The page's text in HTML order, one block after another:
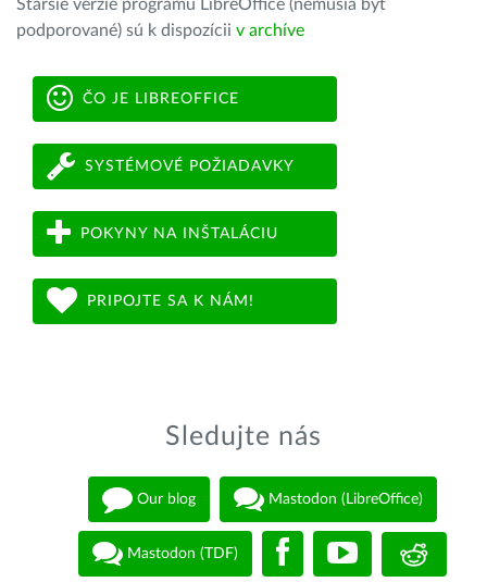
Staršie verzie programu LibreOffice (nemusia byť
podporované) sú k dispozícii v archíve
ČO JE LIBREOFFICE
SYSTÉMOVÉ POŽIADAVKY
POKYNY NA INŠTALÁCIU
PRIPOJTE SA K NÁM!
Sledujte nás
Our blog Mastodon (LibreOffice)
Mastodon (TDF)